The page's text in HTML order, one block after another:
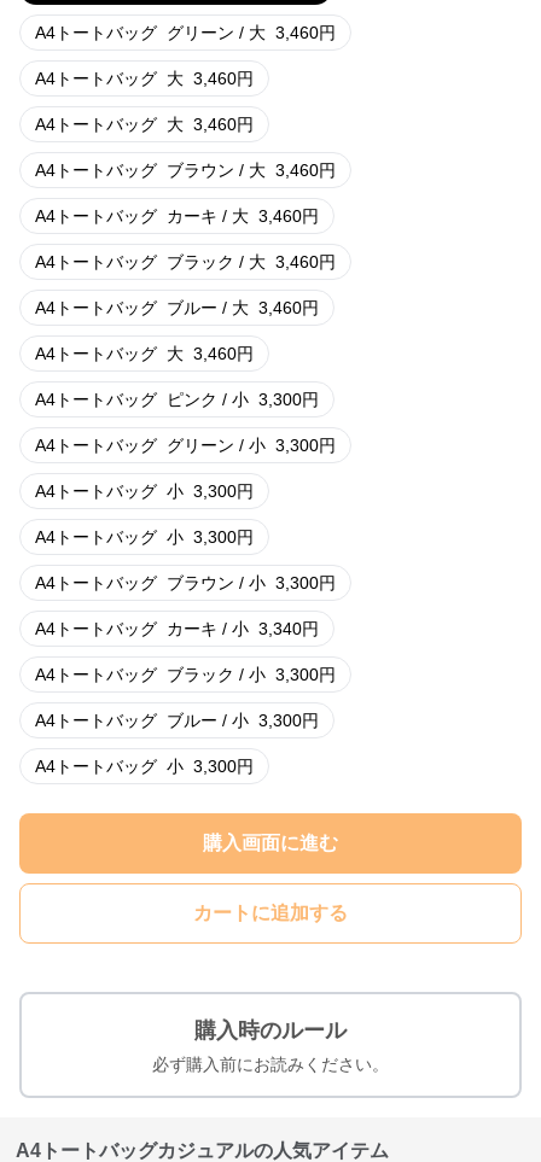
A4トートバッグ グリーン / 大 3,460円
A4トートバッグ 大 3,460円
A4トートバッグ 大 3,460円
A4トートバッグ ブラウン / 大 3,460円
A4トートバッグ カーキ / 大 3,460円
A4トートバッグ ブラック / 大 3,460円
A4トートバッグ ブルー / 大 3,460円
A4トートバッグ 大 3,460円
A4トートバッグ ピンク / 小 3,300円
A4トートバッグ グリーン / 小 3,300円
A4トートバッグ 小 3,300円
A4トートバッグ 小 3,300円
A4トートバッグ ブラウン / 小 3,300円
A4トートバッグ カーキ / 小 3,340円
A4トートバッグ ブラック / 小 3,300円
A4トートバッグ ブルー / 小 3,300円
A4トートバッグ 小 3,300円
購入画面に進む
カートに追加する
購入時のルール
必ず購入前にお読みください。
A4トートバッグカジュアルの人気アイテム